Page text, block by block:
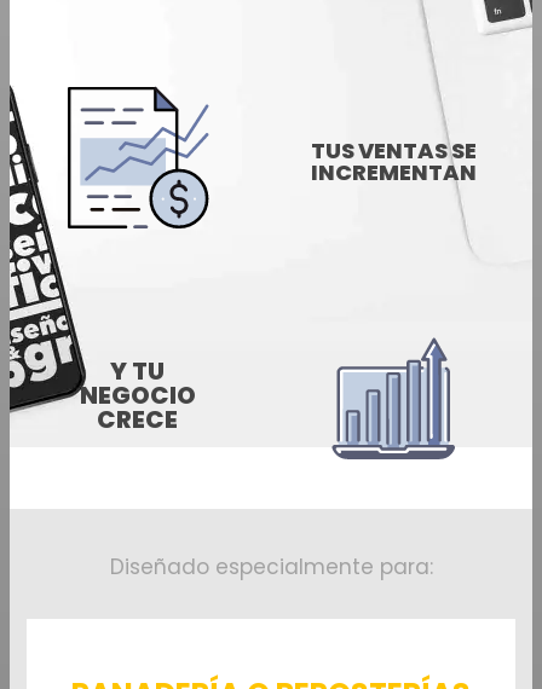
TUS VENTAS SE
INCREMENTAN
Y TU
NEGOCIO
CRECE
Diseñado especialmente para: